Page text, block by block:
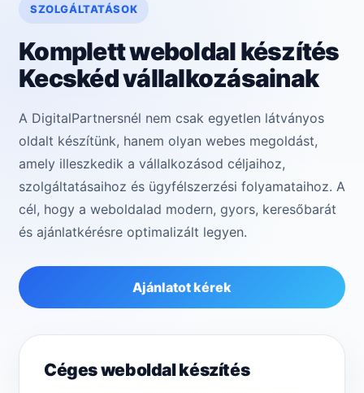
SZOLGÁLTATÁSOK
Komplett weboldal készítés
Kecskéd vállalkozásainak
A DigitalPartnersnél nem csak egyetlen látványos
oldalt készítünk, hanem olyan webes megoldást,
amely illeszkedik a vállalkozásod céljaihoz,
szolgáltatásaihoz és ügyfélszerzési folyamataihoz. A
cél, hogy a weboldalad modern, gyors, keresőbarát
és ajánlatkérésre optimalizált legyen.
Ajánlatot kérek
Céges weboldal készítés